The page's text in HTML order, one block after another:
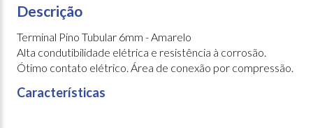
Descrição
Terminal Pino Tubular 6mm - Amarelo
Alta condutibilidade elétrica e resistência à corrosão.
Ótimo contato elétrico. Área de conexão por compressão.
Características